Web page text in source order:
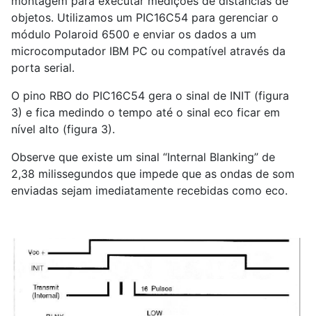
objetos. Utilizamos um PIC16C54 para gerenciar o
módulo Polaroid 6500 e enviar os dados a um
microcomputador IBM PC ou compatível através da
porta serial.
O pino RBO do PIC16C54 gera o sinal de INIT (figura
3) e fica medindo o tempo até o sinal eco ficar em
nível alto (figura 3).
Observe que existe um sinal “Internal Blanking” de
2,38 milissegundos que impede que as ondas de som
enviadas sejam imediatamente recebidas como eco.